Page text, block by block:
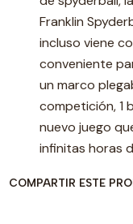
Franklin
incluso viene
conveniente
un marco
competición, 1
nuevo juego
infinitas horas
COMPARTIR ESTE